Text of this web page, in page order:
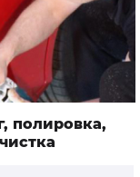
полировка,